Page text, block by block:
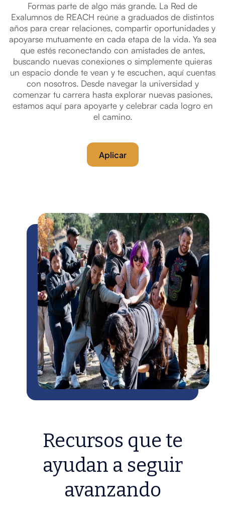
Formas parte de algo más grande. La Red de
Exalumnos de REACH reúne a graduados de distintos
años para crear relaciones, compartir oportunidades y
apoyarse mutuamente en cada etapa de la vida. Ya sea
que estés reconectando con amistades de antes,
buscando nuevas conexiones o simplemente quieras
un espacio donde te vean y te escuchen, aquí cuentas
con nosotros. Desde navegar la universidad y
comenzar tu carrera hasta explorar nuevas pasiones,
estamos aquí para apoyarte y celebrar cada logro en
el camino.
Aplicar
Recursos que te
ayudan a seguir
avanzando